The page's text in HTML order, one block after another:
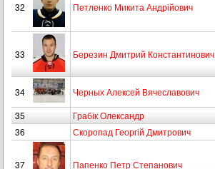
32 Петленко Микита Андрійович
33 Березин Дмитрий Константинович
34 Черных Алексей Вячеславович
35
Грабік Олександр
36
Скоропад Георгій Дмитрович
37 Папенко Петр Степанович